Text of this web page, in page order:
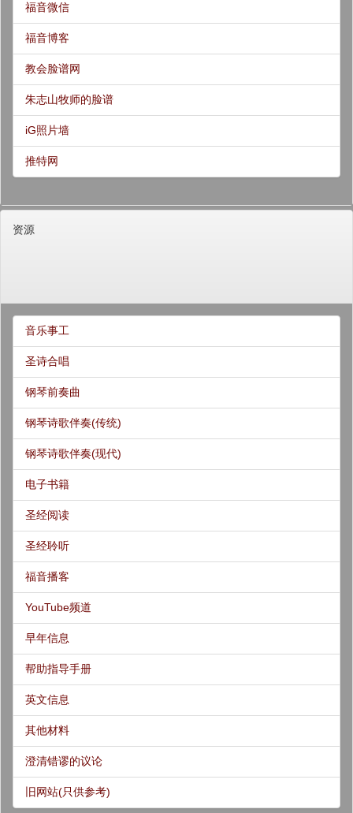
福音微信
福音博客
教会脸谱网
朱志山牧师的脸谱
iG照片墙
推特网
资源
音乐事工
圣诗合唱
钢琴前奏曲
钢琴诗歌伴奏(传统)
钢琴诗歌伴奏(现代)
电子书籍
圣经阅读
圣经聆听
福音播客
YouTube频道
早年信息
帮助指导手册
英文信息
其他材料
澄清错谬的议论
旧网站(只供参考)